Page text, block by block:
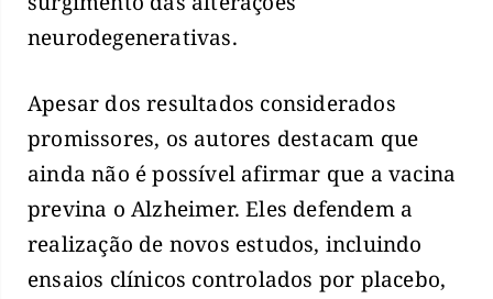
neurodegenerativas.
Apesar dos resultados considerados
promissores, os autores destacam que
ainda não é possível afirmar que a vacina
previna o Alzheimer. Eles defendem a
realização de novos estudos, incluindo
ensaios clínicos controlados por placebo,